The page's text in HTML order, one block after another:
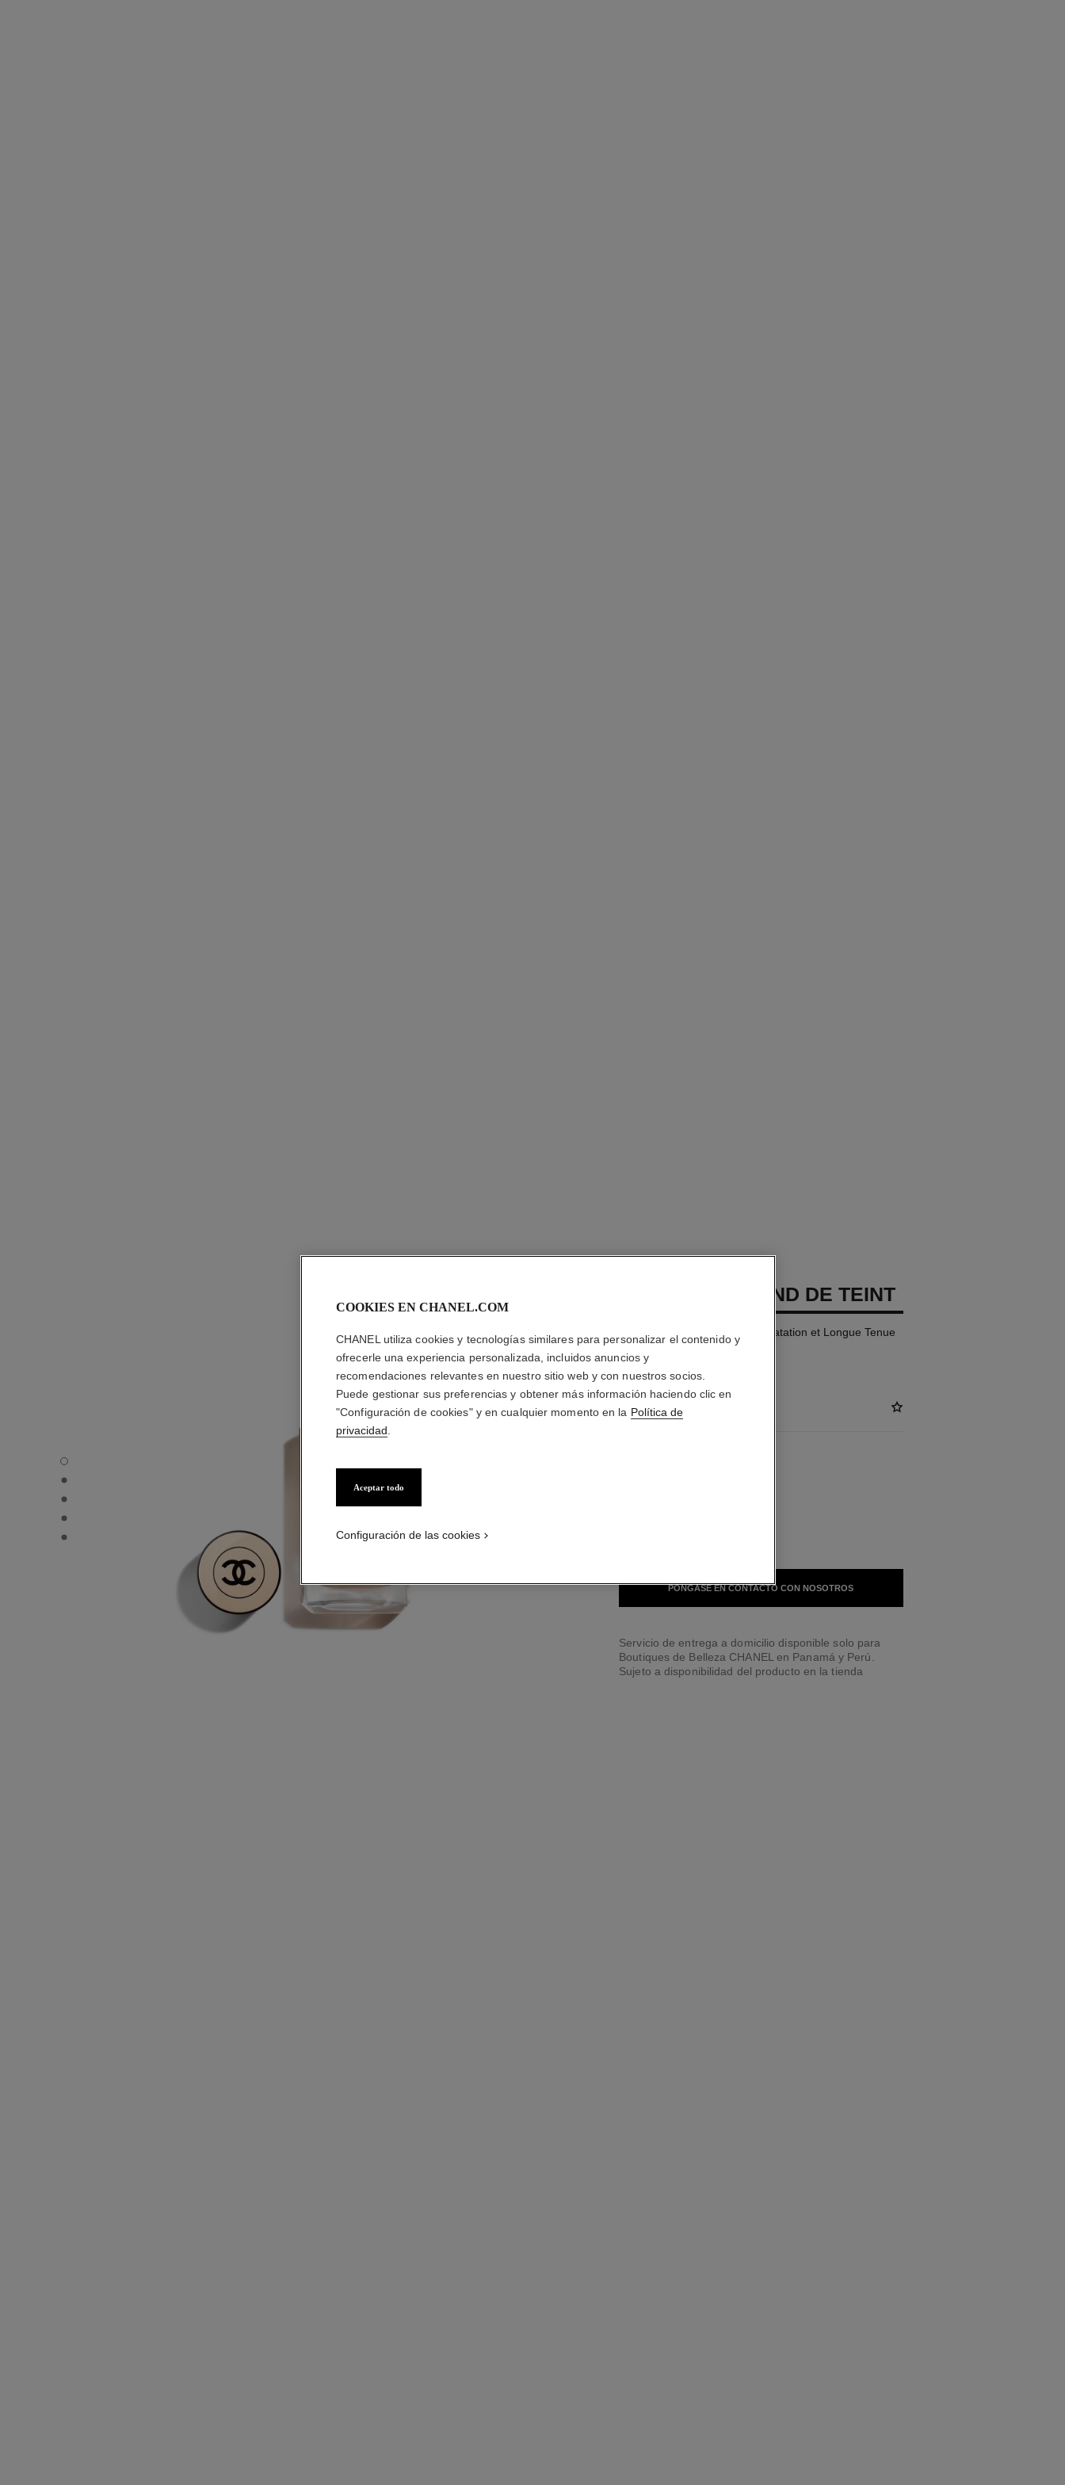
LES BEIGES FOND DE TEINT - Vista por defecto
LES BEIGES FOND DE TEINT - Vista alternativa 1
LES BEIGES FOND DE TEINT - Vista de la textura básica
LES BEIGES FOND DE TEINT - product.packShot.APPLICATION_VISUAL_1
LES BEIGES FOND DE TEINT - product.packShot.APPLICATION_VISUAL_2
LES BEIGES FOND DE TEINT
Teint Belle Mine Naturelle Hydratation et Longue Tenue
Ref. 184752
PÓNGASE EN CONTACTO CON NOSOTROS
Servicio de entrega a domicilio disponible solo para
Boutiques de Belleza CHANEL en Panamá y Perú.
Sujeto a disponibilidad del producto en la tienda
COOKIES EN CHANEL.COM
CHANEL utiliza cookies y tecnologías similares para personalizar el contenido y
ofrecerle una experiencia personalizada, incluidos anuncios y
recomendaciones relevantes en nuestro sitio web y con nuestros socios.
Puede gestionar sus preferencias y obtener más información haciendo clic en
"Configuración de cookies" y en cualquier momento en la Política de
privacidad
Aceptar todo
Configuración de las cookies